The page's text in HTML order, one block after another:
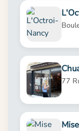
77